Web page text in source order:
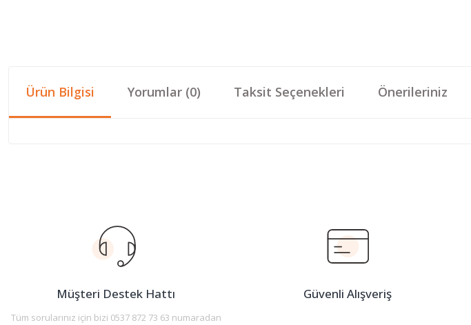
Ürün Bilgisi Yorumlar (0) Taksit Seçenekleri Önerileriniz
Ürün açıklamasında eksik bilgiler bulunuyor.
Ürün bilgilerinde hatalar bulunuyor.
Bu ürüne benzer farklı alternatifler olmalı.
Müşteri Destek Hattı
Tüm sorularınız için bizi 0537 872 73 63 numaradan
Güvenli Alışveriş